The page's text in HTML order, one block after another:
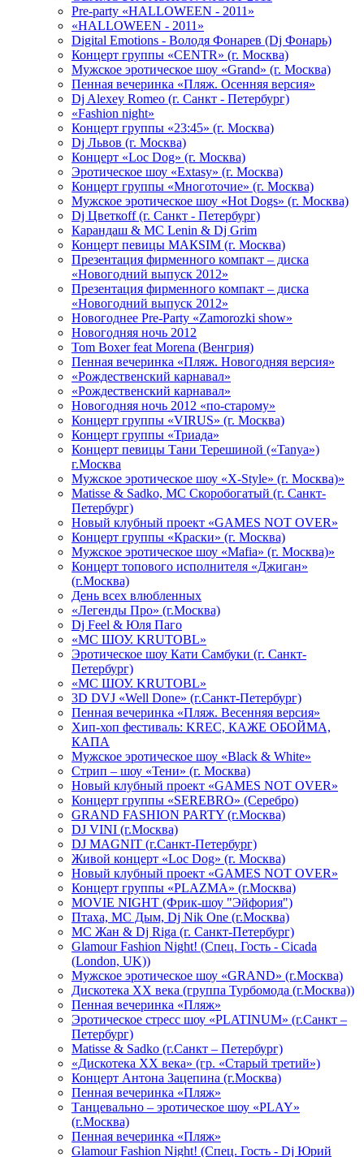
Pre-party «HALLOWEEN - 2011»
«HALLOWEEN - 2011»
Digital Emotions - Володя Фонарев (Dj Фонарь)
Концерт группы «CENTR» (г. Москва)
Мужское эротическое шоу «Grand» (г. Москва)
Пенная вечеринка «Пляж. Осенняя версия»
Dj Alexey Romeo (г. Санкт - Петербург)
«Fashion night»
Концерт группы «23:45» (г. Москва)
Dj Львов (г. Москва)
Концерт «Loc Dog» (г. Москва)
Эротическое шоу «Extasy» (г. Москва)
Концерт группы «Многоточие» (г. Москва)
Мужское эротическое шоу «Hot Dogs» (г. Москва)
Dj Цветкоff (г. Санкт - Петербург)
Карандаш & МС Lenin & Dj Grim
Концерт певицы МАКSIМ (г. Москва)
Презентация фирменного компакт – диска
«Новогодний выпуск 2012»
Презентация фирменного компакт – диска
«Новогодний выпуск 2012»
Новогоднее Pre-Party «Zamorozki show»
Новогодняя ночь 2012
Tom Boxer feat Morena (Венгрия)
Пенная вечеринка «Пляж. Новогодняя версия»
«Рождественский карнавал»
«Рождественский карнавал»
Новогодняя ночь 2012 «по-старому»
Концерт группы «VIRUS» (г. Москва)
Концерт группы «Триада»
Концерт певицы Тани Терешиной («Tanya»)
г.Москва
Мужское эротическое шоу «X-Style» (г. Москва)»
Matissе & Sadko, MC Скоробогатый (г. Санкт-
Петербург)
Новый клубный проект «GAMES NOT OVER»
Концерт группы «Краски» (г. Москва)
Мужское эротическое шоу «Mafia» (г. Москва)»
Концерт топового исполнителя «Джиган»
(г.Москва)
День всех влюбленных
«Легенды Про» (г.Москва)
Dj Feel & Юля Паго
«МС ШОУ. KRUTOBL»
Эротическое шоу Кати Самбуки (г. Санкт-
Петербург)
«МС ШОУ. KRUTOBL»
3D DVJ «Well Done» (г.Санкт-Петербург)
Пенная вечеринка «Пляж. Весенняя версия»
Хип-хоп фестиваль: KREC, КАЖЕ ОБОЙМА,
КАПА
Мужское эротическое шоу «Black & White»
Стрип – шоу «Тени» (г. Москва)
Новый клубный проект «GAMES NOT OVER»
Концерт группы «SEREBRO» (Серебро)
GRAND FASHION PARTY (г.Москва)
DJ VINI (г.Москва)
DJ MAGNIT (г.Санкт-Петербург)
Живой концерт «Loc Dog» (г. Москва)
Новый клубный проект «GAMES NOT OVER»
Концерт группы «PLAZMA» (г.Москва)
MOVIE NIGHT (Фрик-шоу "Эйфория")
Птаха, МС Дым, Dj Nik One (г.Москва)
МС Жан & Dj Riga (г. Санкт-Петербург)
Glamour Fashion Night! (Спец. Гость - Cicada
(London, UK))
Мужское эротическое шоу «GRAND» (г.Москва)
Дискотека XX века (группа Турбомода (г.Москва))
Пенная вечеринка «Пляж»
Эротическое стресс шоу «PLATINUM» (г.Санкт –
Петербург)
Matisse & Sadko (г.Санкт – Петербург)
«Дискотека ХХ века» (гр. «Старый третий»)
Концерт Антона Зацепина (г.Москва)
Пенная вечеринка «Пляж»
Танцевально – эротическое шоу «PLAY»
(г.Москва)
Пенная вечеринка «Пляж»
Glamour Fashion Night! (Спец. Гость - Dj Юрий